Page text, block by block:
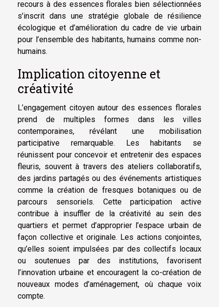
recours à des essences florales bien sélectionnées
s’inscrit dans une stratégie globale de résilience
écologique et d’amélioration du cadre de vie urbain
pour l’ensemble des habitants, humains comme non-
humains.
Implication citoyenne et
créativité
L’engagement citoyen autour des essences florales
prend de multiples formes dans les villes
contemporaines, révélant une mobilisation
participative remarquable. Les habitants se
réunissent pour concevoir et entretenir des espaces
fleuris, souvent à travers des ateliers collaboratifs,
des jardins partagés ou des événements artistiques
comme la création de fresques botaniques ou de
parcours sensoriels. Cette participation active
contribue à insuffler de la créativité au sein des
quartiers et permet d’approprier l’espace urbain de
façon collective et originale. Les actions conjointes,
qu’elles soient impulsées par des collectifs locaux
ou soutenues par des institutions, favorisent
l’innovation urbaine et encouragent la co-création de
nouveaux modes d’aménagement, où chaque voix
compte.